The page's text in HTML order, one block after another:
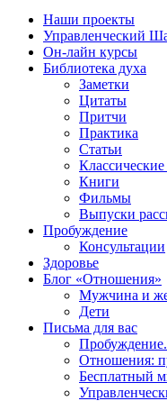
Наши проекты
Управленческий
Он-лайн курсы
Библиотека духа
Заметки
Цитаты
Притчи
Практика
Статьи
Книги
Фильмы
Выпуски
Пробуждение
Консультации
Здоровье
Блог «Отношения»
Мужчина и
Дети
Письма для вас
Отношения:
Бесплатный